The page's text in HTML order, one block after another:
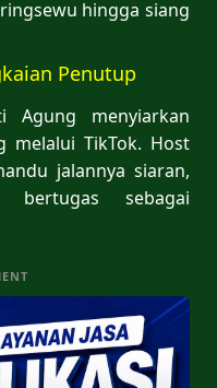
hingga siang
Penutup
Agung menyiarkan
melalui TikTok. Host
jalannya siaran,
bertugas sebagai